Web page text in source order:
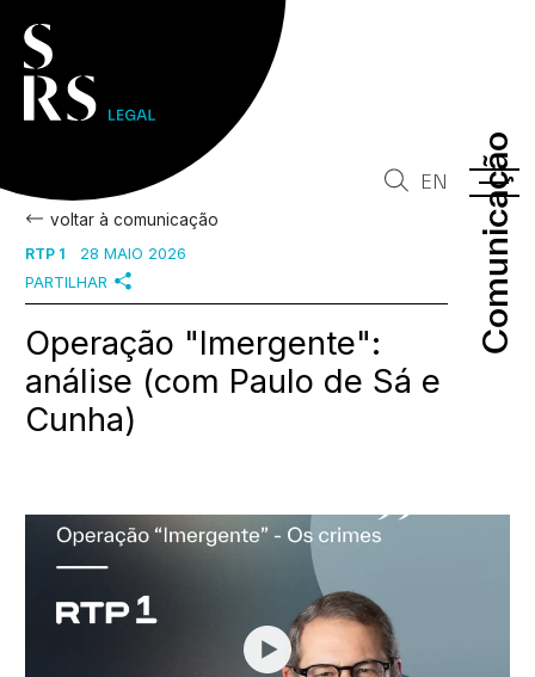
Comunicação
Comunicação
EN
voltar à comunicação
RTP 1
28 MAIO 2026
PARTILHAR
Operação "Imergente":
análise (com Paulo de Sá e
Cunha)